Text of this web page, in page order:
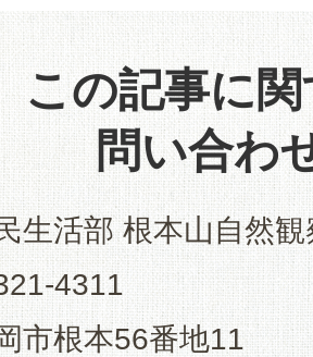
この記事に
問い合わ
生活部 根本山自然
4311
市根本56番地11